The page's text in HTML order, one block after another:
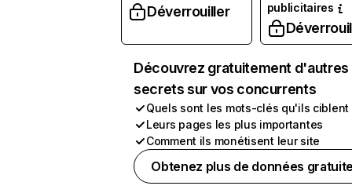
Déverrouiller
publicitaires
Découvrez gratuitement d'autres
secrets sur vos concurrents
Quels sont les mots-clés qu'ils ciblent
Leurs pages les plus importantes
Comment ils monétisent leur site
Obtenez plus de données